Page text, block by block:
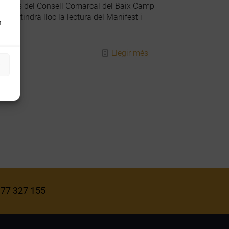
del Consell Comarcal del Baix Camp
tindrà lloc la lectura del Manifest i
Llegir més
327 155